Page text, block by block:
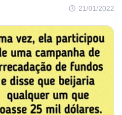
21/01/2022
em alguma situação
boas risadas para contar